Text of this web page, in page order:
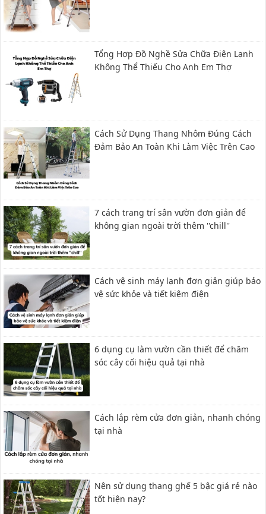
Tổng Hợp Đồ Nghề Sửa Chữa Điện Lạnh
Không Thể Thiếu Cho Anh Em Thợ
Cách Sử Dụng Thang Nhôm Đúng Cách
Đảm Bảo An Toàn Khi Làm Việc Trên Cao
7 cách trang trí sân vườn đơn giản để
không gian ngoài trời thêm ''chill''
Cách vệ sinh máy lạnh đơn giản giúp bảo
vệ sức khỏe và tiết kiệm điện
6 dụng cụ làm vườn cần thiết để chăm
sóc cây cối hiệu quả tại nhà
Cách lắp rèm cửa đơn giản, nhanh chóng
tại nhà
Nên sử dụng thang ghế 5 bậc giá rẻ nào
tốt hiện nay?